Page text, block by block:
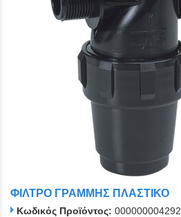
ΦΙΛΤΡΟ ΓΡΑΜΜΗΣ ΠΛΑΣΤΙΚΟ
Κωδικός Προϊόντος: 000000004292